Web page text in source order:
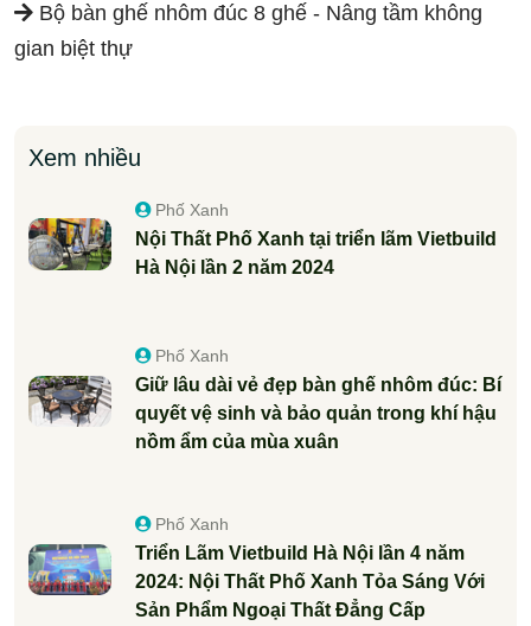
Bộ bàn ghế nhôm đúc 8 ghế - Nâng tầm không
gian biệt thự
Xem nhiều
Phố Xanh
Nội Thất Phố Xanh tại triển lãm Vietbuild
Hà Nội lần 2 năm 2024
Phố Xanh
Giữ lâu dài vẻ đẹp bàn ghế nhôm đúc: Bí
quyết vệ sinh và bảo quản trong khí hậu
nồm ẩm của mùa xuân
Phố Xanh
Triển Lãm Vietbuild Hà Nội lần 4 năm
2024: Nội Thất Phố Xanh Tỏa Sáng Với
Sản Phẩm Ngoại Thất Đẳng Cấp